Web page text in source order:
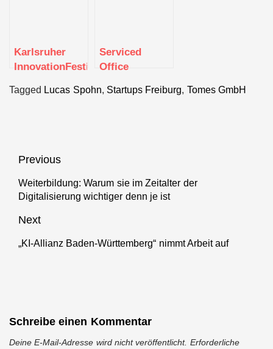
Karlsruher
InnovationFestival:
digitaler
Serviced
Office
SleevesUp!
Tagged Lucas Spohn, Startups Freiburg, Tomes GmbH
Beitragsnavigation
Previous
Previous
post:
Weiterbildung: Warum sie im Zeitalter der
Digitalisierung wichtiger denn je ist
Next
Next
„KI-Allianz Baden-Württemberg“ nimmt Arbeit auf
Schreibe einen Kommentar
Deine E-Mail-Adresse wird nicht veröffentlicht. Erforderliche